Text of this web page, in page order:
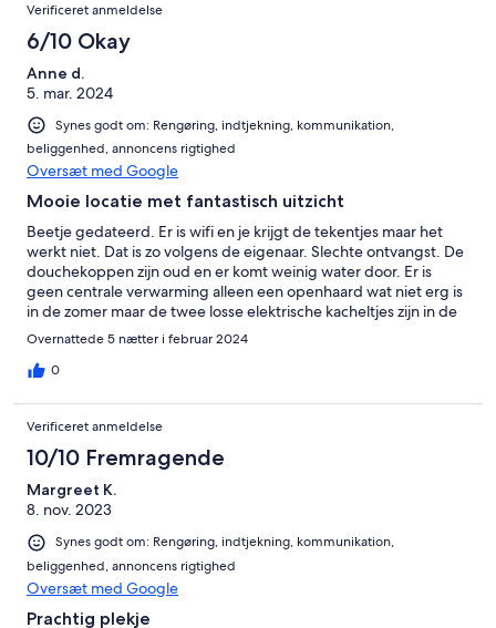
Verificeret anmeldelse
6/10 Okay
Anne d.
5. mar. 2024
Synes godt om: Rengøring, indtjekning, kommunikation,
beliggenhed, annoncens rigtighed
Oversæt med Google
Mooie locatie met fantastisch uitzicht
Beetje gedateerd. Er is wifi en je krijgt de tekentjes maar het
werkt niet. Dat is zo volgens de eigenaar. Slechte ontvangst. De
douchekoppen zijn oud en er komt weinig water door. Er is
geen centrale verwarming alleen een openhaard wat niet erg is
in de zomer maar de twee losse elektrische kacheltjes zijn in de
winter onvoldoende. Maar het uitzicht maakt alles goed. Wij
Overnattede 5 nætter i februar 2024
0
Verificeret anmeldelse
10/10 Fremragende
Margreet K.
8. nov. 2023
Synes godt om: Rengøring, indtjekning, kommunikation,
beliggenhed, annoncens rigtighed
Oversæt med Google
Prachtig plekje